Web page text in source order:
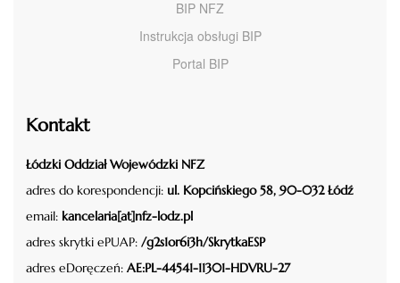
BIP NFZ
Instrukcja obsługi BIP
Portal BIP
Kontakt
Łódzki Oddział Wojewódzki NFZ
adres do korespondencji: ul. Kopcińskiego 58, 90-032 Łódź
email: kancelaria[at]nfz-lodz.pl
adres skrytki ePUAP: /g2s1or6i3h/SkrytkaESP
adres eDoręczeń: AE:PL-44541-11301-HDVRU-27